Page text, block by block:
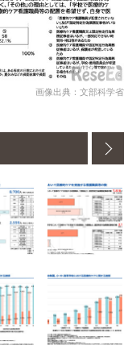
画像出典：文部科学省